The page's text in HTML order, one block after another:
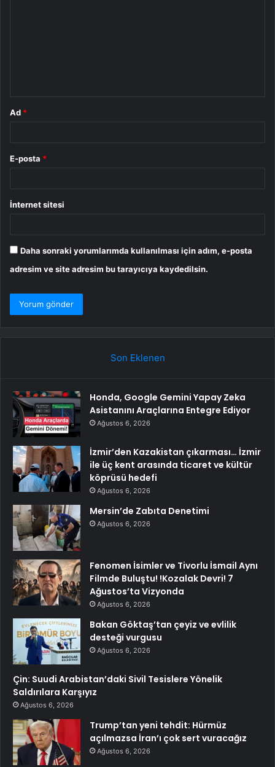
Ad *
E-posta *
İnternet sitesi
Daha sonraki yorumlarımda kullanılması için adım, e-posta
adresim ve site adresim bu tarayıcıya kaydedilsin.
Son Eklenen
Honda, Google Gemini Yapay Zeka
Asistanını Araçlarına Entegre Ediyor
Ağustos 6, 2026
İzmir’den Kazakistan çıkarması… İzmir
ile üç kent arasında ticaret ve kültür
köprüsü hedefi
Ağustos 6, 2026
Mersin’de Zabıta Denetimi
Ağustos 6, 2026
Fenomen İsimler ve Tivorlu İsmail Aynı
Filmde Buluştu! !Kozalak Devri! 7
Ağustos’ta Vizyonda
Ağustos 6, 2026
Bakan Göktaş’tan çeyiz ve evlilik
desteği vurgusu
Ağustos 6, 2026
Çin: Suudi Arabistan’daki Sivil Tesislere Yönelik
Saldırılara Karşıyız
Ağustos 6, 2026
Trump’tan yeni tehdit: Hürmüz
açılmazsa İran’ı çok sert vuracağız
Ağustos 6, 2026